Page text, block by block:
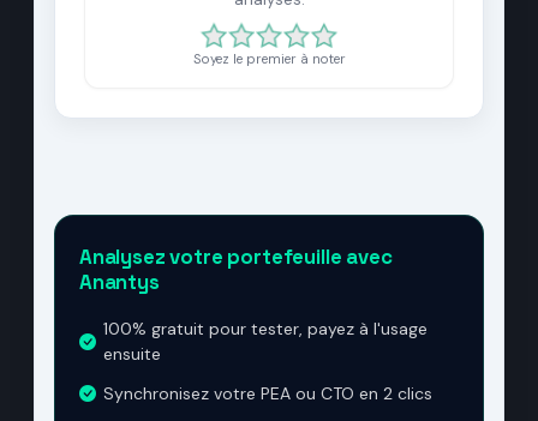
Soyez le premier à noter
Analysez votre portefeuille avec
Anantys
100% gratuit pour tester, payez à l'usage
ensuite
Synchronisez votre PEA ou CTO en 2 clics